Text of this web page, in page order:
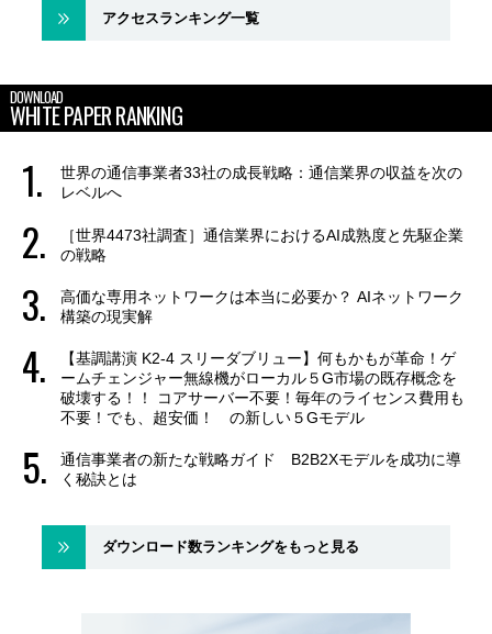
アクセスランキング一覧
DOWNLOAD
WHITE PAPER RANKING
世界の通信事業者33社の成長戦略：通信業界の収益を次の
レベルへ
［世界4473社調査］通信業界におけるAI成熟度と先駆企業
の戦略
高価な専用ネットワークは本当に必要か？ AIネットワーク
構築の現実解
【基調講演 K2-4 スリーダブリュー】何もかもが革命！ゲ
ームチェンジャー無線機がローカル５G市場の既存概念を
破壊する！！ コアサーバー不要！毎年のライセンス費用も
不要！でも、超安価！ の新しい５Gモデル
通信事業者の新たな戦略ガイド B2B2Xモデルを成功に導
く秘訣とは
ダウンロード数ランキングをもっと見る